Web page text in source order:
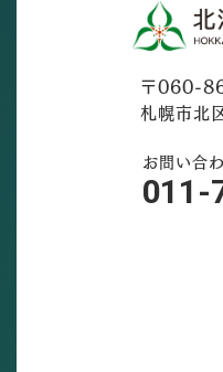
〒060-
札幌市北
お問い合
011-